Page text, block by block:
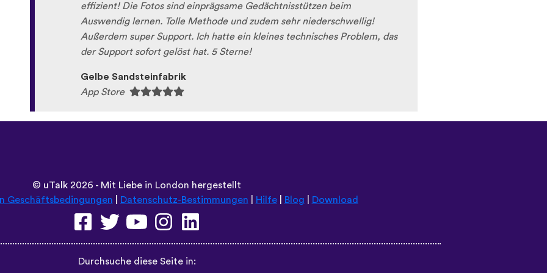
effizient! Die Fotos sind einprägsame Gedächtnisstützen beim
Auswendig lernen. Tolle Methode und zudem sehr niederschwellig!
Außerdem super Support. Ich hatte ein kleines technisches Problem, das
der Support sofort gelöst hat. 5 Sterne!
Gelbe Sandsteinfabrik
App Store
© uTalk 2026 - Mit Liebe in London hergestellt
Geschäftsbedingungen
Datenschutz-Bestimmungen Hilfe| Blog Download
Durchsuche diese Seite in: